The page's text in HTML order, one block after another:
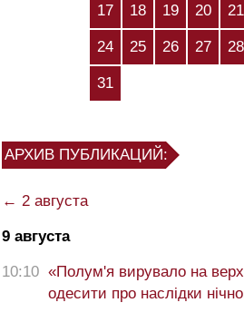
17 18 19 20 21
24 25 26 27 28
31
АРХИВ ПУБЛИКАЦИЙ:
← 2 августа
9 августа
10:10 «Полум'я вирувало на
одесити про наслідки